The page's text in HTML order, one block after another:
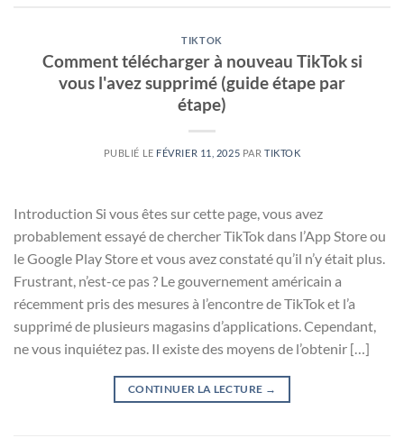
TIKTOK
Comment télécharger à nouveau TikTok si
vous l'avez supprimé (guide étape par
étape)
PUBLIÉ LE FÉVRIER 11, 2025 PAR TIKTOK
Introduction Si vous êtes sur cette page, vous avez
probablement essayé de chercher TikTok dans l’App Store ou
le Google Play Store et vous avez constaté qu’il n’y était plus.
Frustrant, n’est-ce pas ? Le gouvernement américain a
récemment pris des mesures à l’encontre de TikTok et l’a
supprimé de plusieurs magasins d’applications. Cependant,
ne vous inquiétez pas. Il existe des moyens de l’obtenir […]
CONTINUER LA LECTURE →